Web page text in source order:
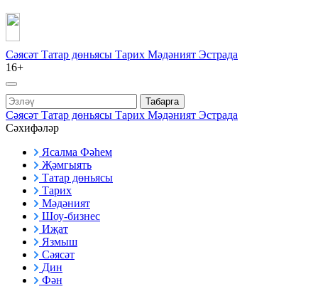
Сәясәт Татар дөньясы Тарих Мәдәният Эстрада
16+
Табарга
Сәясәт Татар дөньясы Тарих Мәдәният Эстрада
Сәхифәләр
Ясалма Фәһем
Җәмгыять
Татар дөньясы
Тарих
Мәдәният
Шоу-бизнес
Иҗат
Язмыш
Сәясәт
Дин
Фән